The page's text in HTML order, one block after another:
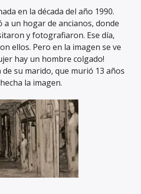
en la década del año 1990.
a un hogar de ancianos, donde
y fotografiaron. Ese día,
ellos. Pero en la imagen se ve
hay un hombre colgado!
su marido, que murió 13 años
la imagen.